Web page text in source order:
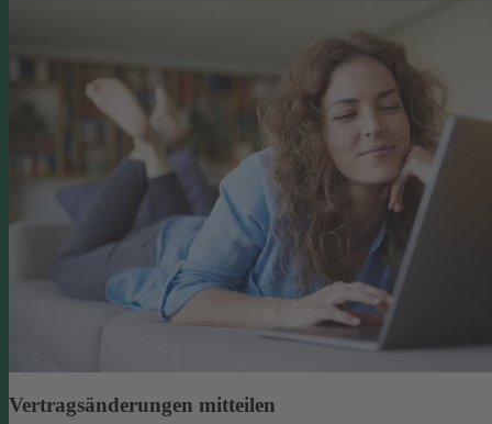
Vertragsänderungen mitteilen